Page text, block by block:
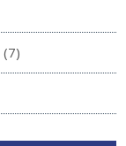
(7)